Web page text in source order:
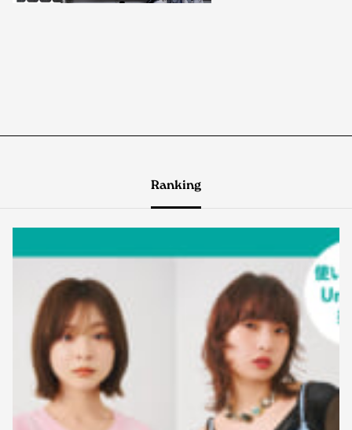
Ranking